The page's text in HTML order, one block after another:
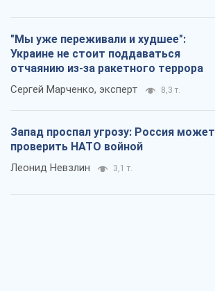
"Мы уже переживали и худшее":
Украине не стоит поддаваться
отчаянию из-за ракетного террора
Сергей Марченко, эксперт 8,3 т.
Запад проспал угрозу: Россия может
проверить НАТО войной
Леонид Невзлин 3,1 т.